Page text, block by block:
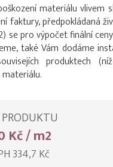
materiálu vlivem
faktury, předpokládaná
se pro výpočet finální
také Vám dodáme
produktech
Kč / m2
334,7 Kč